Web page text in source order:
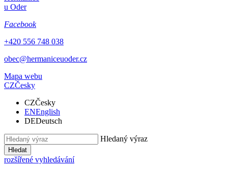
u Oder
Facebook
+420 556 748 038
obec@hermaniceuoder.cz
Mapa webu
CZČesky
CZČesky
ENEnglish
DEDeutsch
Hledaný výraz
Hledat
rozšířené vyhledávání